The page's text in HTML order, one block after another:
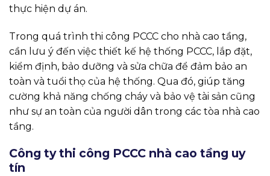
thực hiện dự án.
Trong quá trình thi công PCCC cho nhà cao tầng,
cần lưu ý đến việc thiết kế hệ thống PCCC, lắp đặt,
kiểm định, bảo dưỡng và sửa chữa để đảm bảo an
toàn và tuổi thọ của hệ thống. Qua đó, giúp tăng
cường khả năng chống cháy và bảo vệ tài sản cũng
như sự an toàn của người dân trong các tòa nhà cao
tầng.
Công ty thi công PCCC nhà cao tầng uy
tín